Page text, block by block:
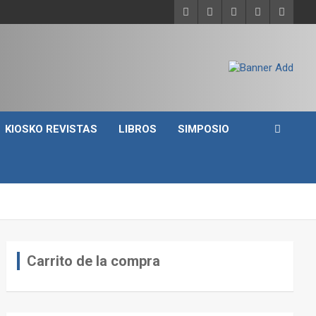
KIOSKO REVISTAS LIBROS SIMPOSIO
Carrito de la compra